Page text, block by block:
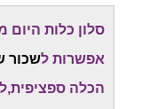
סלון כלות
אפשרות לשכור
הכלה